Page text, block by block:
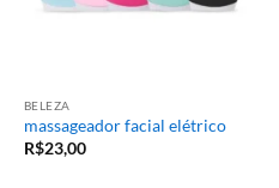
BELEZA
massageador facial elétrico
R$23,00